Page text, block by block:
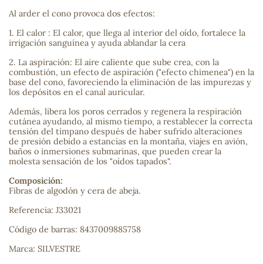
Al arder el cono provoca dos efectos:
1. El calor : El calor, que llega al interior del oído, fortalece la
irrigación sanguínea y ayuda ablandar la cera
2. La aspiración: El aire caliente que sube crea, con la
combustión, un efecto de aspiración ("efecto chimenea") en la
base del cono, favoreciendo la eliminación de las impurezas y
los depósitos en el canal auricular.
Además, libera los poros cerrados y regenera la respiración
cutánea ayudando, al mismo tiempo, a restablecer la correcta
tensión del tímpano después de haber sufrido alteraciones
de presión debido a estancias en la montaña, viajes en avión,
baños o inmersiones submarinas, que pueden crear la
molesta sensación de los "oídos tapados".
Composición:
Fibras de algodón y cera de abeja.
Referencia: J33021
Código de barras: 8437009885758
Marca: SILVESTRE